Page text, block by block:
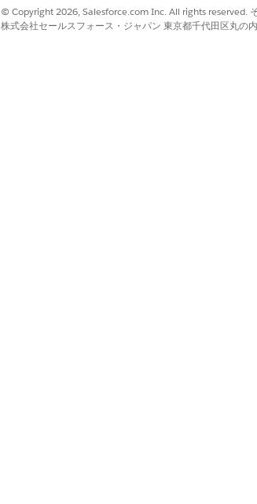
© Copyright 2026, Salesforce.com Inc. All rights reserved.
株式会社セールスフォース・ジャパン 東京都千代田区丸の